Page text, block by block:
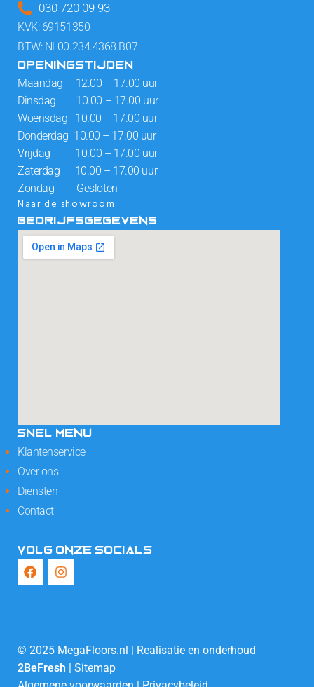
030 720 09 93
KVK: 69151350
BTW: NL00.234.4368.B07
OPENINGSTIJDEN
Maandag 12.00 – 17.00 uur
Dinsdag 10.00 – 17.00 uur
Woensdag 10.00 – 17.00 uur
Donderdag 10.00 – 17.00 uur
Vrijdag 10.00 – 17.00 uur
Zaterdag 10.00 – 17.00 uur
Zondag Gesloten
Naar de showroom
BEDRIJFSGEGEVENS
SNEL MENU
Klantenservice
Over ons
Diensten
Contact
VOLG ONZE SOCIALS
© 2025 MegaFloors.nl | Realisatie en onderhoud
2BeFresh | Sitemap